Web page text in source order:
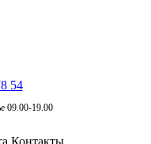
54
09.00-19.00
Контакты